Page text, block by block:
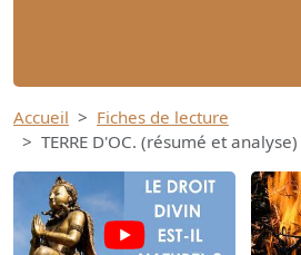
Accueil
Fiches de lecture
TERRE D'OC. (résumé et analyse)